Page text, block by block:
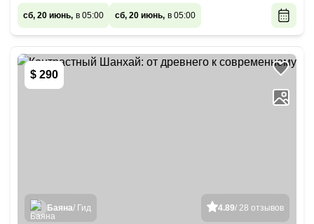
сб, 20 июнь, в 05:00 сб, 20 июнь, в 05:00
$ 290
4.89/ 28 отзывов
Баяна/ Гид